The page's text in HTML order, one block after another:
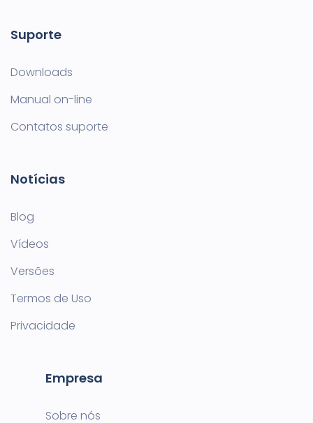
Suporte
Downloads
Manual on-line
Contatos suporte
Notícias
Blog
Vídeos
Versões
Termos de Uso
Privacidade
Empresa
Sobre nós